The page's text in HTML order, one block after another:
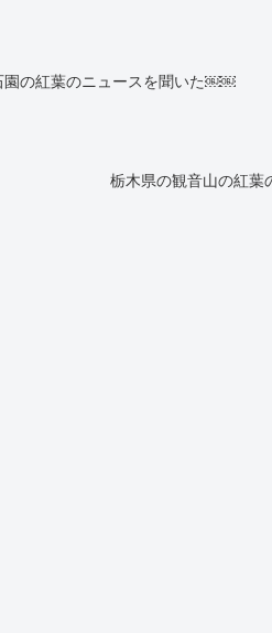
園の紅葉のニュースを聞いた￼￼
栃木県の観音山の紅